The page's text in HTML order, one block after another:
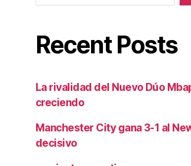
Recent Posts
La rivalidad del Nuevo Dúo
creciendo
Manchester City gana 3-1 al
decisivo